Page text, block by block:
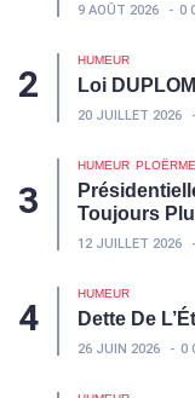
9 AOÛT 2026 0
HUMEUR
Loi
20 JUILLET 2026
HUMEUR
Toujours
12 JUILLET 2026
HUMEUR
Dette De
26 JUIN 2026 0